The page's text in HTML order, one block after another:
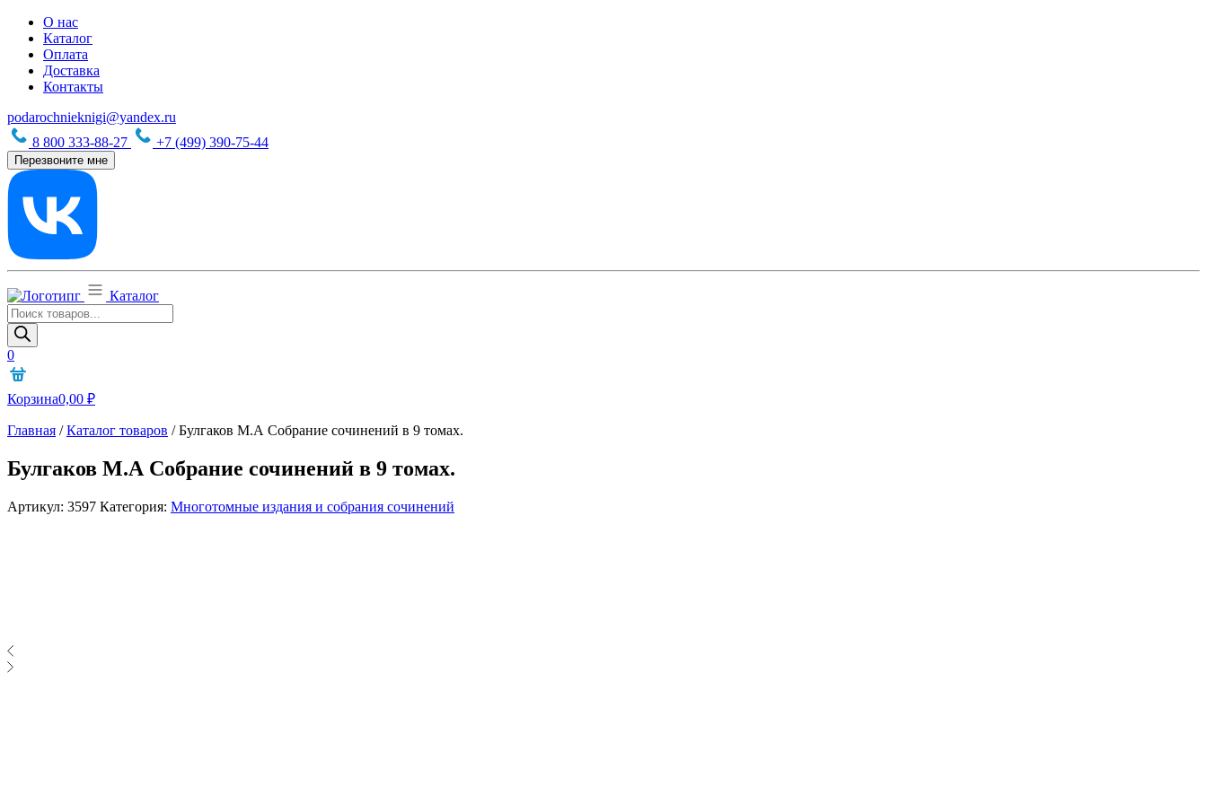
О нас
Каталог
Оплата
Доставка
Контакты
podarochnieknigi@yandex.ru
8 800 333-88-27
+7 (499) 390-75-44
Перезвоните мне
Каталог
Поиск
товаров
0
Корзина0,00 ₽
Главная /Каталог товаров /Булгаков М.А Собрание сочинений в 9 томах.
Булгаков М.А Собрание сочинений в 9 томах.
Артикул: 3597 Категория: Многотомные издания и собрания сочинений